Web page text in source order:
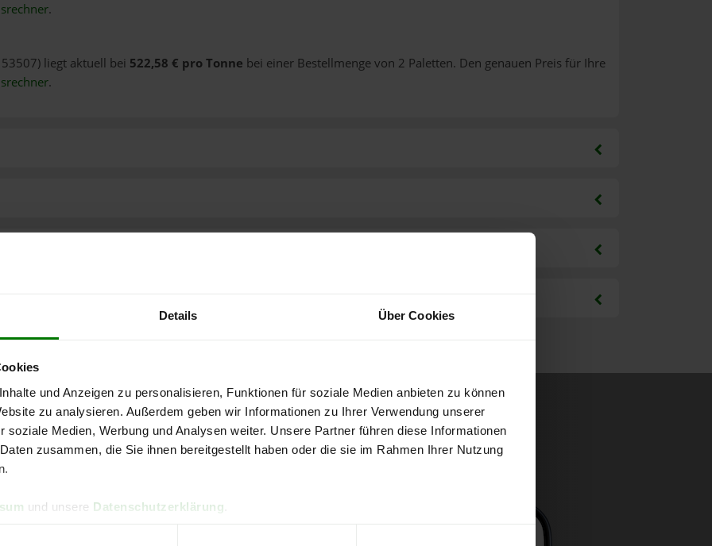
Details Über Cookies
und Anzeigen zu personalisieren, Funktionen für soziale Medien anbieten zu können
zu analysieren. Außerdem geben wir Informationen zu Ihrer Verwendung unserer
soziale Medien, Werbung und Analysen weiter. Unsere Partner führen diese Informationen
zusammen, die Sie ihnen bereitgestellt haben oder die sie im Rahmen Ihrer Nutzung
und unsere Datenschutzerklärung
.
liegt aktuell bei 522,58 € pro Tonne bei einer Bestellmenge von 2 Paletten. Den genauen Preis für Ihre
.
kostenlose
direkt online bestellen